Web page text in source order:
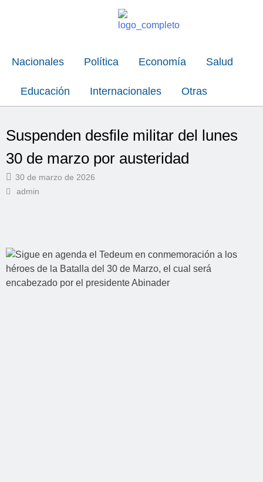
Nacionales Política Economía Salud
Educación Internacionales Otras
Suspenden desfile militar del lunes
30 de marzo por austeridad
30 de marzo de 2026
admin